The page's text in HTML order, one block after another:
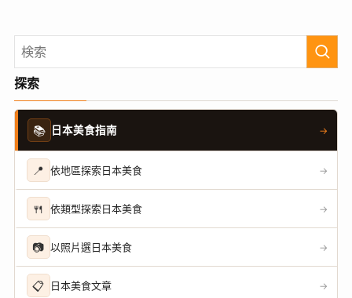
探索
📚 日本美食指南 →
📍 依地區探索日本美食 →
🍴 依類型探索日本美食 →
📷 以照片選日本美食 →
📋 日本美食文章 →